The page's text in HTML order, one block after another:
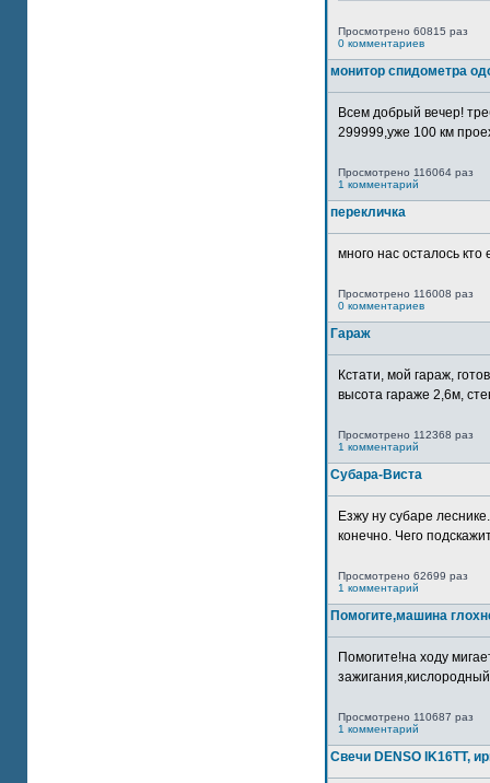
Просмотрено 60815 раз
0 комментариев
монитор спидометра
Всем добрый вечер!
299999,уже 100 км
Просмотрено 116064 раз
1 комментарий
перекличка
много нас осталось
Просмотрено 116008 раз
0 комментариев
Гараж
Кстати, мой гараж,
высота гараже 2,6м,
Просмотрено 112368 раз
1 комментарий
Субара-Виста
Езжу ну субаре
конечно. Чего
Просмотрено 62699 раз
1 комментарий
Помогите,машина
Помогите!на ходу
Просмотрено 110687 раз
1 комментарий
Свечи DENSO IK16TT,